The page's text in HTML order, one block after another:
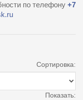
по телефону +7
Сортировка:
Показать: